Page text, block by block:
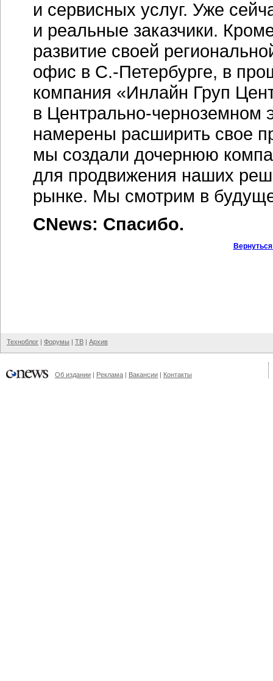
и сервисных услуг. Уже
и реальные заказчики.
развитие своей
офис в С.-Петербурге, в
компания «Инлайн Груп
в Центрально-черноземном
намерены расширить свое
мы создали дочернюю
для продвижения наших
рынке. Мы смотрим в
CNews: Спасибо.
Техноблог | Форумы | ТВ | Архив
Об издании | Реклама | Вакансии | Контакты